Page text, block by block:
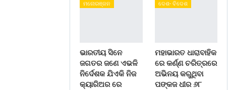
ମନୋରଞ୍ଜନ
ଭାରତୀୟ ସିନେ
ଜଗତର ଜଣେ ଏଭଳି
ନିର୍ଦେଶକ ଯିଏକି ନିଜ
କ୍ୟାରିଅର ରେ
ଦେଶ- ବିଦେଶ
ମହାଭାରତ ଧାରାବାହିକ
ରେ କର୍ଣ୍ଣ ଚରିତ୍ରରେ
ଅଭିନୟ କରୁଥିବା
ପଙ୍କଜ ଧୀର ୬୮